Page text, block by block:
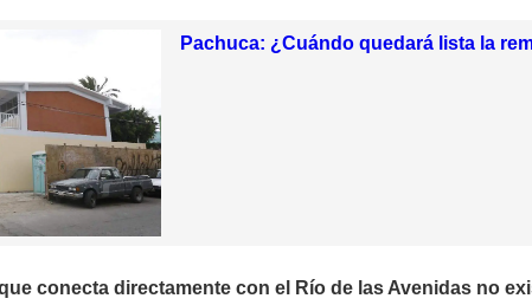
Pachuca: ¿Cuándo quedará lista la
conecta directamente con el Río de las Avenidas no